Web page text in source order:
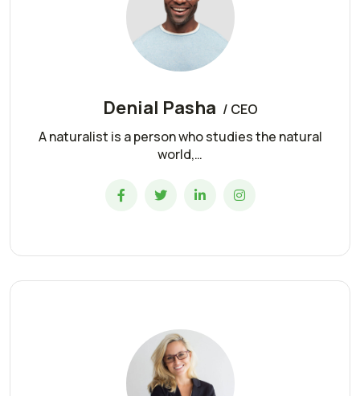
Denial Pasha / CEO
A naturalist is a person who studies the natural
world,…